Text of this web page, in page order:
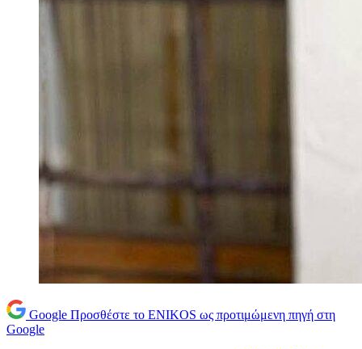
Google Προσθέστε το ENIKOS ως προτιμώμενη πηγή στη
Google